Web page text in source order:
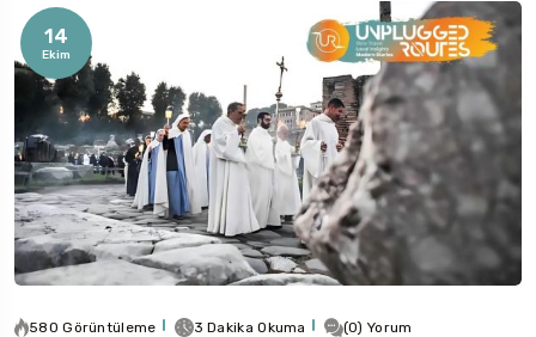
14
Ekim
580 Görüntüleme 3 Dakika Okuma (0) Yorum